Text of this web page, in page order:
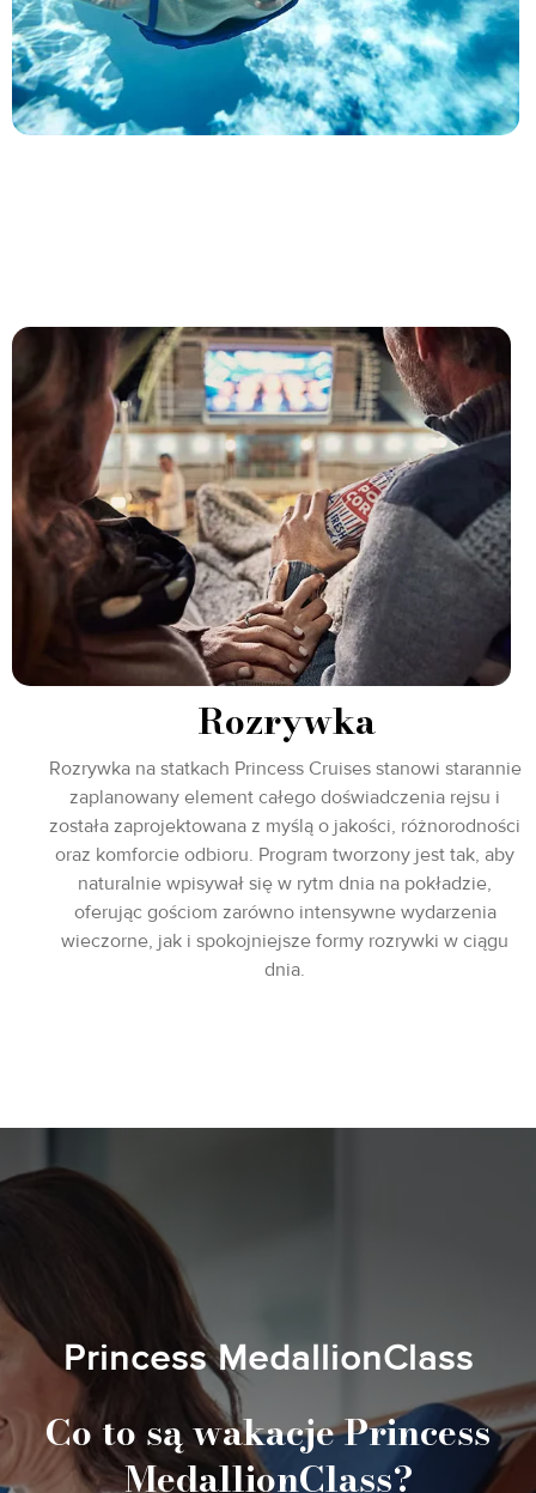
Rozrywka
Rozrywka na statkach Princess Cruises stanowi starannie
zaplanowany element całego doświadczenia rejsu i
została zaprojektowana z myślą o jakości, różnorodności
oraz komforcie odbioru. Program tworzony jest tak, aby
naturalnie wpisywał się w rytm dnia na pokładzie,
oferując gościom zarówno intensywne wydarzenia
wieczorne, jak i spokojniejsze formy rozrywki w ciągu
dnia.
Princess MedallionClass
Co to są wakacje Princess
MedallionClass?